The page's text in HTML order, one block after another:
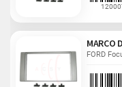
MARCO
FORD